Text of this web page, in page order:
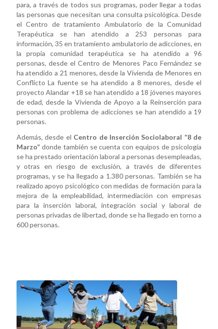
para, a través de todos sus programas, poder llegar a todas
las personas que necesitan una consulta psicológica. Desde
el Centro de tratamiento Ambulatorio de la Comunidad
Terapéutica se han atendido a 253 personas para
información, 35 en tratamiento ambulatorio de adicciones, en
la propia comunidad terapéutica se ha atendido a 96
personas, desde el Centro de Menores Paco Fernández se
ha atendido a 21 menores, desde la Vivienda de Menores en
Conflicto La fuente se ha atendido a 8 menores, desde el
proyecto Alandar +18 se han atendido a 18 jóvenes mayores
de edad, desde la Vivienda de Apoyo a la Reinserción para
personas con problema de adicciones se han atendido a 19
personas.
Además, desde el Centro de Inserción Sociolaboral “8 de
Marzo”donde también se cuenta con equipos de psicología
se ha prestado orientación laboral a personas desempleadas,
y otras en riesgo de exclusión, a través de diferentes
programas, y se ha llegado a 1.380 personas. También se ha
realizado apoyo psicológico con medidas de formación para la
mejora de la empleabilidad, intermediación con empresas
para la inserción laboral, integración social y laboral de
personas privadas de libertad, donde se ha llegado en torno a
600 personas.